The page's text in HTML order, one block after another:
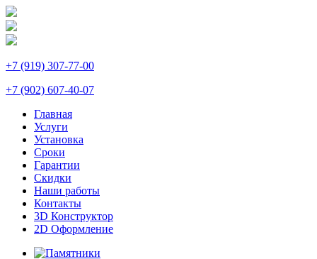
+7 (919) 307-77-00
+7 (902) 607-40-07
Главная
Услуги
Установка
Сроки
Гарантии
Скидки
Наши работы
Контакты
3D Конструктор
2D Оформление